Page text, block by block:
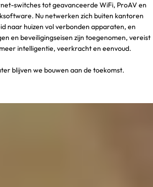
switches tot geavanceerde WiFi, ProAV en
Nu netwerken zich buiten kantoren
naar huizen vol verbonden apparaten, en
en beveiligingseisen zijn toegenomen, vereist
intelligentie, veerkracht en eenvoud.
blijven we bouwen aan de toekomst.